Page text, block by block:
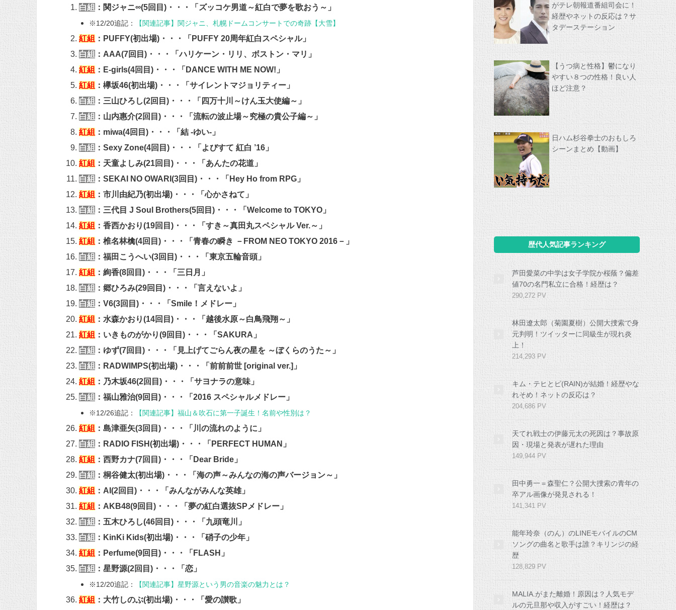
白組 ： 関ジャニ∞(5回目)・・・「ズッコケ男道～紅白で夢を歌おう～」
※12/20追記： 【関連記事】関ジャニ、札幌ドームコンサートでの奇跡【大雪】
紅組 ：PUFFY(初出場)・・・「PUFFY 20周年紅白スペシャル」
白組 ：AAA(7回目)・・・「ハリケーン・リリ、ボストン・マリ」
紅組 ：E-girls(4回目)・・・「DANCE WITH ME NOW!」
紅組 ：欅坂46(初出場)・・・「サイレントマジョリティー」
白組 ：三山ひろし(2回目)・・・「四万十川～けん玉大使編～」
白組 ：山内惠介(2回目)・・・「流転の波止場～究極の貴公子編～」
紅組 ：miwa(4回目)・・・「結 -ゆい-」
白組 ：Sexy Zone(4回目)・・・「よびすて 紅白 ’16」
紅組 ：天童よしみ(21回目)・・・「あんたの花道」
白組 ：SEKAI NO OWARI(3回目)・・・「Hey Ho from RPG」
紅組 ：市川由紀乃(初出場)・・・「心かさねて」
白組 ：三代目 J Soul Brothers(5回目)・・・「Welcome to TOKYO」
紅組 ：香西かおり(19回目)・・・「すき～真田丸スペシャル Ver.～」
紅組 ：椎名林檎(4回目)・・・「青春の瞬き －FROM NEO TOKYO 2016－」
白組 ：福田こうへい(3回目)・・・「東京五輪音頭」
紅組 ：絢香(8回目)・・・「三日月」
白組 ：郷ひろみ(29回目)・・・「言えないよ」
白組 ：V6(3回目)・・・「Smile！メドレー」
紅組 ：水森かおり(14回目)・・・「越後水原～白鳥飛翔～」
紅組 ：いきものがかり(9回目)・・・「SAKURA」
白組 ：ゆず(7回目)・・・「見上げてごらん夜の星を ～ぼくらのうた～」
白組 ：RADWIMPS(初出場)・・・「前前前世 [original ver.]」
紅組 ：乃木坂46(2回目)・・・「サヨナラの意味」
白組 ：福山雅治(9回目)・・・「2016 スペシャルメドレー」
※12/26追記： 【関連記事】福山＆吹石に第一子誕生！名前や性別は？
紅組 ：島津亜矢(3回目)・・・「川の流れのように」
白組 ：RADIO FISH(初出場)・・・「PERFECT HUMAN」
紅組 ：西野カナ(7回目)・・・「Dear Bride」
白組 ：桐谷健太(初出場)・・・「海の声～みんなの海の声バージョン～」
紅組 ：AI(2回目)・・・「みんながみんな英雄」
紅組 ：AKB48(9回目)・・・「夢の紅白選抜SPメドレー」
白組 ：五木ひろし(46回目)・・・「九頭竜川」
白組 ：KinKi Kids(初出場)・・・「硝子の少年」
紅組 ：Perfume(9回目)・・・「FLASH」
白組 ：星野源(2回目)・・・「恋」
※12/20追記： 【関連記事】星野源という男の音楽の魅力とは？
紅組 ：大竹しのぶ(初出場)・・・「愛の讃歌」
がテレ朝報道番組司会に！
経歴やネットの反応は？サ
タデーステーション
【うつ病と性格】鬱になり
やすい８つの性格！良い人
ほど注意？
日ハム杉谷拳士のおもしろ
シーンまとめ【動画】
歴代人気記事ランキング
芦田愛菜の中学は女子学院か桜蔭？偏差
値70の名門私立に合格！経歴は？
290,272 PV
林田遼太郎（菊園夏樹）公開大捜索で身
元判明！ツイッターに同級生が現れ炎
上！
214,293 PV
キム・テヒとピ(RAIN)が結婚！経歴やな
れそめ！ネットの反応は？
204,686 PV
天てれ戦士の伊藤元太の死因は？事故原
因・現場と発表が遅れた理由
149,944 PV
田中勇一＝森聖仁？公開大捜索の青年の
卒アル画像が発見される！
141,341 PV
能年玲奈（のん）のLINEモバイルのCM
ソングの曲名と歌手は誰？キリンジの経
歴
128,829 PV
MALIA.がまた離婚！原因は？人気モデ
ルの元旦那や収入がすごい！経歴は？